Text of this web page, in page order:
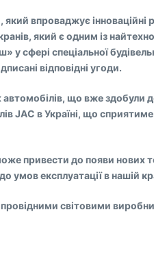
який впроваджує
який є одним із
спеціальної
відповідні угоди.
що вже здобули
JAC в Україні, що
привести до появи нових
умов експлуатації в нашій
провідними світовими